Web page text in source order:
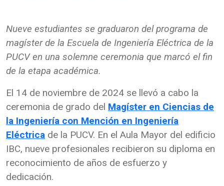
Nueve estudiantes se graduaron del programa de
magíster de la Escuela de Ingeniería Eléctrica de la
PUCV en una solemne ceremonia que marcó el fin
de la etapa académica.
El 14 de noviembre de 2024 se llevó a cabo la
ceremonia de grado del Magíster en Ciencias de
la Ingeniería con Mención en Ingeniería
Eléctrica de la PUCV. En el Aula Mayor del edificio
IBC, nueve profesionales recibieron su diploma en
reconocimiento de años de esfuerzo y
dedicación.